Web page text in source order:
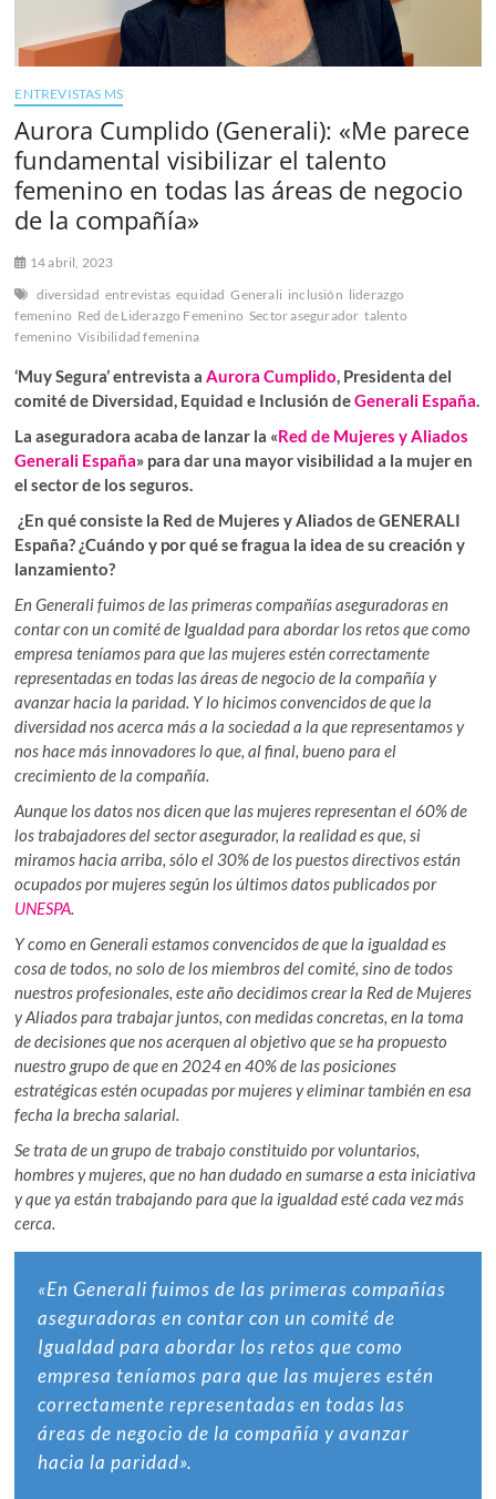
ENTREVISTAS MS
Aurora Cumplido (Generali): «Me parece
fundamental visibilizar el talento
femenino en todas las áreas de negocio
de la compañía»
14 abril, 2023
diversidad entrevistas equidad Generali inclusión liderazgo
femenino Red de Liderazgo Femenino Sector asegurador talento
femenino Visibilidad femenina
‘Muy Segura’ entrevista aAurora Cumplido, Presidenta del
comité de Diversidad, Equidad e Inclusión deGenerali España.
La aseguradora acaba de lanzar la «Red de Mujeres y Aliados
Generali España» para dar una mayor visibilidad a la mujer en
el sector de los seguros.
¿En qué consiste la Red de Mujeres y Aliados de GENERALI
España? ¿Cuándo y por qué se fragua la idea de su creación y
lanzamiento?
En Generali fuimos de las primeras compañías aseguradoras en
contar con un comité de Igualdad para abordar los retos que como
empresa teníamos para que las mujeres estén correctamente
representadas en todas las áreas de negocio de la compañía y
avanzar hacia la paridad. Y lo hicimos convencidos de que la
diversidad nos acerca más a la sociedad a la que representamos y
nos hace más innovadores lo que, al final, bueno para el
crecimiento de la compañía.
Aunque los datos nos dicen que las mujeres representan el 60% de
los trabajadores del sector asegurador, la realidad es que, si
miramos hacia arriba, sólo el 30% de los puestos directivos están
ocupados por mujeres según los últimos datos publicados por
UNESPA.
Y como en Generali estamos convencidos de que la igualdad es
cosa de todos, no solo de los miembros del comité, sino de todos
nuestros profesionales, este año decidimos crear la Red de Mujeres
y Aliados para trabajar juntos, con medidas concretas, en la toma
de decisiones que nos acerquen al objetivo que se ha propuesto
nuestro grupo de que en 2024 en 40% de las posiciones
estratégicas estén ocupadas por mujeres y eliminar también en esa
fecha la brecha salarial.
Se trata de un grupo de trabajo constituido por voluntarios,
hombres y mujeres, que no han dudado en sumarse a esta iniciativa
y que ya están trabajando para que la igualdad esté cada vez más
cerca.
«En Generali fuimos de las primeras compañías
aseguradoras en contar con un comité de
Igualdad para abordar los retos que como
empresa teníamos para que las mujeres estén
correctamente representadas en todas las
áreas de negocio de la compañía y avanzar
hacia la paridad».